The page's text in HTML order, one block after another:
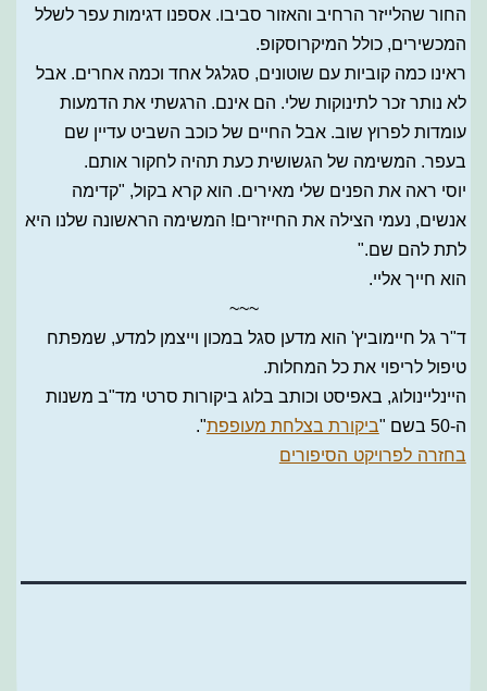
החור שהלייזר הרחיב והאזור סביבו. אספנו דגימות עפר לשלל
המכשירים, כולל המיקרוסקופ.
ראינו כמה קוביות עם שוטונים, סגלגל אחד וכמה אחרים. אבל
לא נותר זכר לתינוקות שלי. הם אינם. הרגשתי את הדמעות
עומדות לפרוץ שוב. אבל החיים של כוכב השביט עדיין שם
בעפר. המשימה של הגשושית כעת תהיה לחקור אותם.
יוסי ראה את הפנים שלי מאירים. הוא קרא בקול, "קדימה
אנשים, נעמי הצילה את החייזרים! המשימה הראשונה שלנו היא
לתת להם שם."
הוא חייך אליי.
~~~
ד"ר גל חיימוביץ' הוא מדען סגל במכון וייצמן למדע, שמפתח
טיפול לריפוי את כל המחלות.
היינליינולוג, באפיסט וכותב בלוג ביקורות סרטי מד"ב משנות
ה-50 בשם "
ביקורת בצלחת מעופפת".
בחזרה לפרויקט הסיפורים